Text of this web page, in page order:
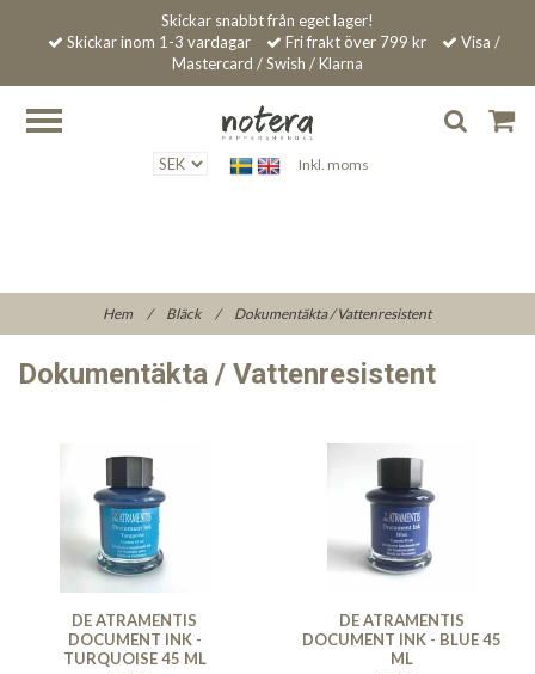
Skickar snabbt från eget lager!
Skickar inom 1-3 vardagar
Fri frakt över 799 kr
Visa /
Mastercard / Swish / Klarna
Inkl. moms
Hem / Bläck / Dokumentäkta / Vattenresistent
Dokumentäkta / Vattenresistent
DE ATRAMENTIS
DOCUMENT INK -
TURQUOISE 45 ML
DE ATRAMENTIS
DOCUMENT INK - BLUE 45
ML